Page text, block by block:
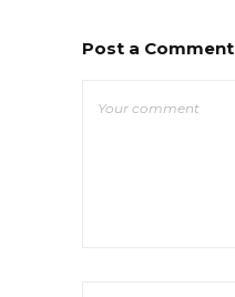
Post a Comment